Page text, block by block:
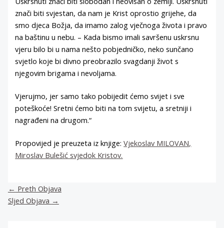
znači biti svjestan, da nam je Krist oprostio grijehe, da
smo djeca Božja, da imamo zalog vječnoga života i pravo
na baštinu u nebu. – Kada bismo imali savršenu uskrsnu
vjeru bilo bi u nama nešto pobjedničko, neko sunčano
svjetlo koje bi divno preobrazilo svagdanji život s
njegovim brigama i nevoljama.
Vjerujmo, jer samo tako pobijedit ćemo svijet i sve
poteškoće! Sretni ćemo biti na tom svijetu, a sretniji i
nagrađeni na drugom.“
Propovijed je preuzeta iz knjige:Vjekoslav MILOVAN,
Miroslav Bulešić svjedok Kristov.
← Preth Objava
Sljed Objava →